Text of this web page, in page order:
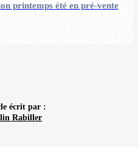
printemps été en pré-vente
écrit par :
Rabiller